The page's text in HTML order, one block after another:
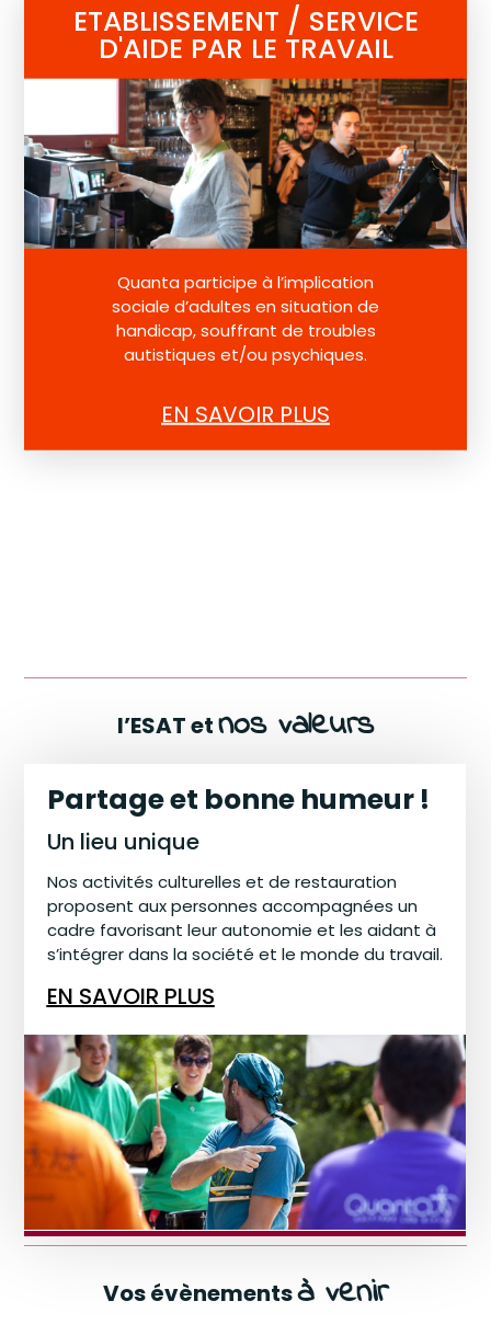
ETABLISSEMENT / SERVICE
D'AIDE PAR LE TRAVAIL
Quanta participe à l’implication
sociale d’adultes en situation de
handicap, souffrant de troubles
autistiques et/ou psychiques.
EN SAVOIR PLUS
l’ESAT etnos valeurs
Partage et bonne humeur !
Un lieu unique
Nos activités culturelles et de restauration
proposent aux personnes accompagnées un
cadre favorisant leur autonomie et les aidant à
s’intégrer dans la société et le monde du travail.
EN SAVOIR PLUS
Vos évènementsà venir